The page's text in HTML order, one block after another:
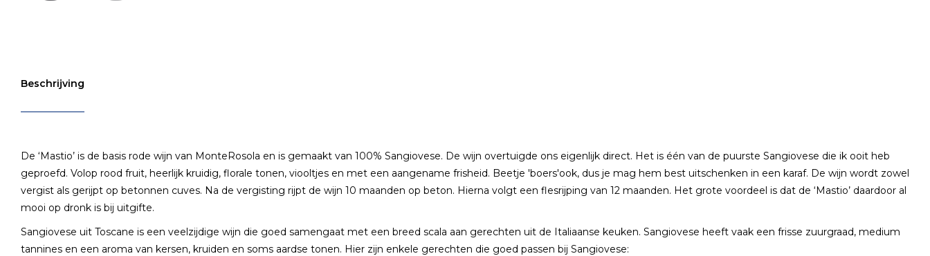
Beschrijving
De ‘Mastio’ is de basis rode wijn van MonteRosola en is gemaakt van 100% Sangiovese. De wijn overtuigde ons eigenlijk direct. Het is één van de puurste Sangiovese die ik ooit heb
geproefd. Volop rood fruit, heerlijk kruidig, florale tonen, viooltjes en met een aangename frisheid. Beetje 'boers'ook, dus je mag hem best uitschenken in een karaf. De wijn wordt zowel
vergist als gerijpt op betonnen cuves. Na de vergisting rijpt de wijn 10 maanden op beton. Hierna volgt een flesrijping van 12 maanden. Het grote voordeel is dat de ‘Mastio’ daardoor al
mooi op dronk is bij uitgifte.
Sangiovese uit Toscane is een veelzijdige wijn die goed samengaat met een breed scala aan gerechten uit de Italiaanse keuken. Sangiovese heeft vaak een frisse zuurgraad, medium
tannines en een aroma van kersen, kruiden en soms aardse tonen. Hier zijn enkele gerechten die goed passen bij Sangiovese: